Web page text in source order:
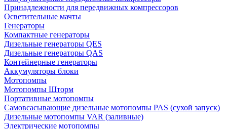
Принадлежности для передвижных компрессоров
Осветительные мачты
Генераторы
Компактные генераторы
Дизельные генераторы QES
Дизельные генераторы QAS
Контейнерные генераторы
Аккумуляторы блоки
Мотопомпы
Мотопомпы Шторм
Портативные мотопомпы
Самовсасывающие дизельные мотопомпы PAS (сухой запуск)
Дизельные мотопомпы VAR (заливные)
Электрические мотопомпы